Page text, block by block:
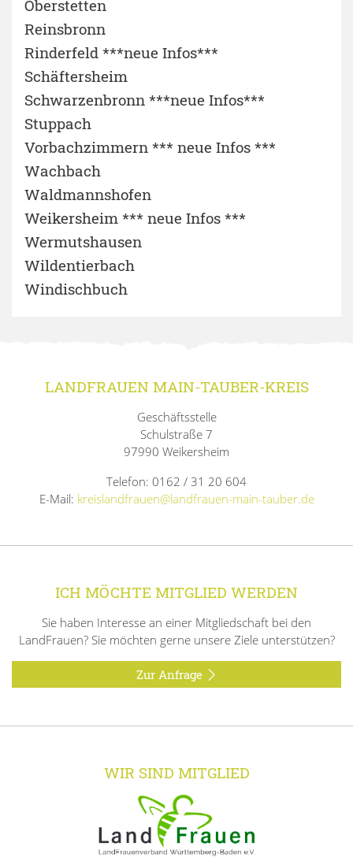
Oberstetten
Reinsbronn
Rinderfeld ***neue Infos***
Schäftersheim
Schwarzenbronn ***neue Infos***
Stuppach
Vorbachzimmern *** neue Infos ***
Wachbach
Waldmannshofen
Weikersheim *** neue Infos ***
Wermutshausen
Wildentierbach
Windischbuch
LANDFRAUEN MAIN-TAUBER-KREIS
Geschäftsstelle
Schulstraße 7
97990 Weikersheim
Telefon: 0162 / 31 20 604
E-Mail: kreislandfrauen@landfrauen-main-tauber.de
ICH MÖCHTE MITGLIED WERDEN
Sie haben Interesse an einer Mitgliedschaft bei den
LandFrauen? Sie möchten gerne unsere Ziele unterstützen?
Zur Anfrage
WIR SIND MITGLIED